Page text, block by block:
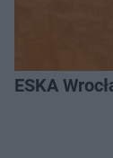
ESKA